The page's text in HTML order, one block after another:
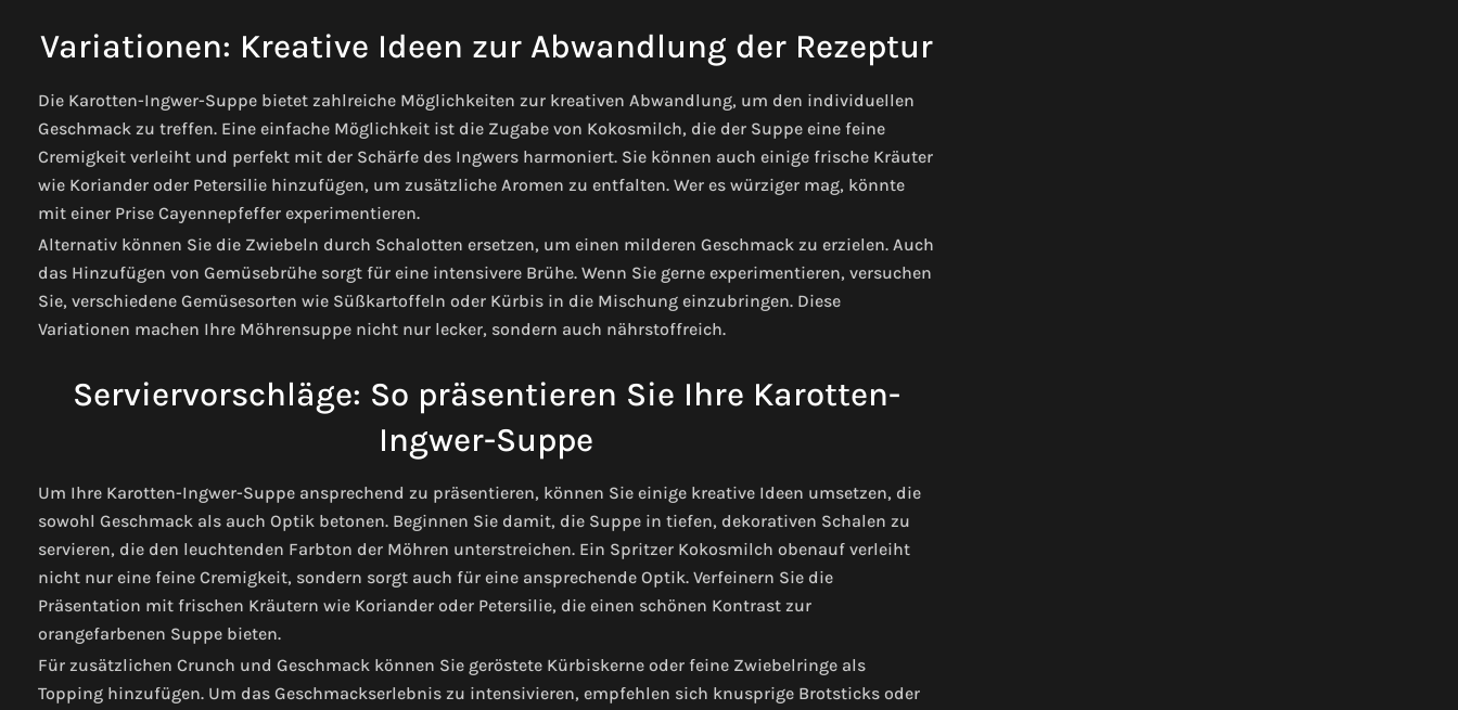
Variationen: Kreative Ideen zur Abwandlung der Rezeptur
Die Karotten-Ingwer-Suppe bietet zahlreiche Möglichkeiten zur kreativen Abwandlung, um den individuellen
Geschmack zu treffen. Eine einfache Möglichkeit ist die Zugabe von Kokosmilch, die der Suppe eine feine
Cremigkeit verleiht und perfekt mit der Schärfe des Ingwers harmoniert. Sie können auch einige frische Kräuter
wie Koriander oder Petersilie hinzufügen, um zusätzliche Aromen zu entfalten. Wer es würziger mag, könnte
mit einer Prise Cayennepfeffer experimentieren.
Alternativ können Sie die Zwiebeln durch Schalotten ersetzen, um einen milderen Geschmack zu erzielen. Auch
das Hinzufügen von Gemüsebrühe sorgt für eine intensivere Brühe. Wenn Sie gerne experimentieren, versuchen
Sie, verschiedene Gemüsesorten wie Süßkartoffeln oder Kürbis in die Mischung einzubringen. Diese
Variationen machen Ihre Möhrensuppe nicht nur lecker, sondern auch nährstoffreich.
Serviervorschläge: So präsentieren Sie Ihre Karotten-
Ingwer-Suppe
Um Ihre Karotten-Ingwer-Suppe ansprechend zu präsentieren, können Sie einige kreative Ideen umsetzen, die
sowohl Geschmack als auch Optik betonen. Beginnen Sie damit, die Suppe in tiefen, dekorativen Schalen zu
servieren, die den leuchtenden Farbton der Möhren unterstreichen. Ein Spritzer Kokosmilch obenauf verleiht
nicht nur eine feine Cremigkeit, sondern sorgt auch für eine ansprechende Optik. Verfeinern Sie die
Präsentation mit frischen Kräutern wie Koriander oder Petersilie, die einen schönen Kontrast zur
orangefarbenen Suppe bieten.
Für zusätzlichen Crunch und Geschmack können Sie geröstete Kürbiskerne oder feine Zwiebelringe als
Topping hinzufügen. Um das Geschmackserlebnis zu intensivieren, empfehlen sich knusprige Brotsticks oder